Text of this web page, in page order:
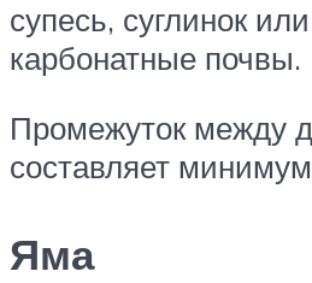
супесь, суглинок
карбонатные почвы.
Промежуток между
составляет
Яма